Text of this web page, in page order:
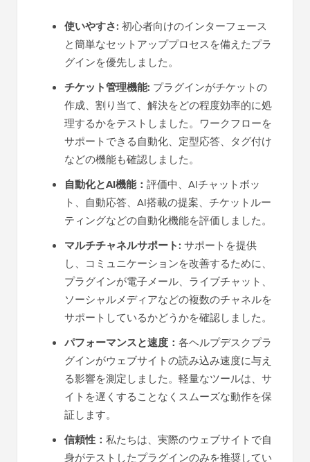
使いやすさ: 初心者向けのインターフェース
と簡単なセットアッププロセスを備えたプラ
グインを優先しました。
チケット管理機能: プラグインがチケットの
作成、割り当て、解決をどの程度効率的に処
理するかをテストしました。ワークフローを
サポートできる自動化、定型応答、タグ付け
などの機能も確認しました。
自動化とAI機能： 評価中、AIチャットボッ
ト、自動応答、AI搭載の提案、チケットルー
ティングなどの自動化機能を評価しました。
マルチチャネルサポート: サポートを提供
し、コミュニケーションを改善するために、
プラグインが電子メール、ライブチャット、
ソーシャルメディアなどの複数のチャネルを
サポートしているかどうかを確認しました。
パフォーマンスと速度： 各ヘルプデスクプラ
グインがウェブサイトの読み込み速度に与え
る影響を測定しました。軽量なツールは、サ
イトを遅くすることなくスムーズな動作を保
証します。
信頼性： 私たちは、実際のウェブサイトで自
身がテストしたプラグインのみを推奨してい